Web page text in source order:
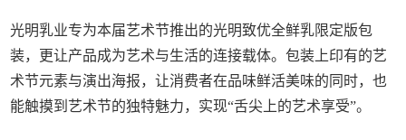
光明乳业专为本届艺术节推出的光明致优全鲜乳限定版包
装，更让产品成为艺术与生活的连接载体。包装上印有的艺
术节元素与演出海报，让消费者在品味鲜活美味的同时，也
能触摸到艺术节的独特魅力，实现“舌尖上的艺术享受”。